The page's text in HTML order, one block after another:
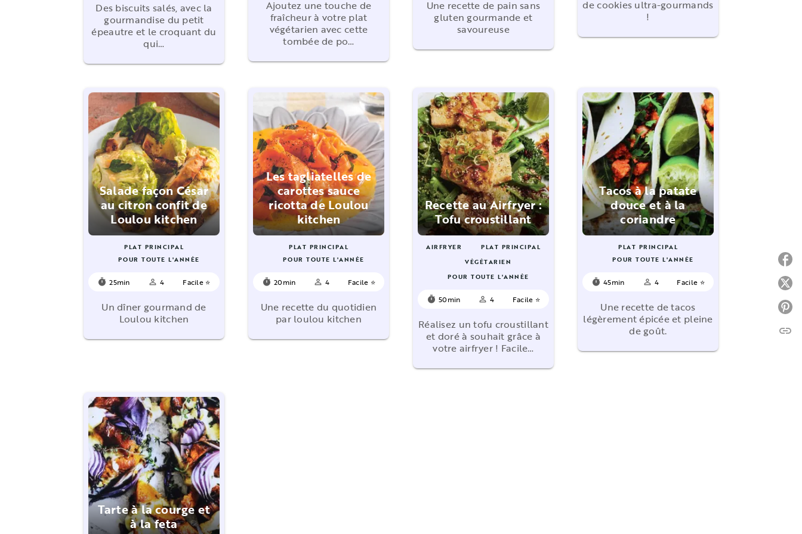
Des biscuits salés, avec la
gourmandise du petit
épeautre et le croquant du
qui…
Ajoutez une touche de
fraîcheur à votre plat
végétarien avec cette
tombée de po…
Une recette de pain sans
gluten gourmande et
savoureuse
de cookies ultra-gourmands
!
Salade façon César
au citron confit de
Loulou kitchen
PLAT PRINCIPAL
POUR TOUTE L'ANNÉE
timer 25min person_outline 4 Facile ⭐
Un dîner gourmand de
Loulou kitchen
Les tagliatelles de
carottes sauce
ricotta de Loulou
kitchen
PLAT PRINCIPAL
POUR TOUTE L'ANNÉE
timer 20min person_outline 4 Facile ⭐
Une recette du quotidien
par loulou kitchen
Recette au Airfryer :
Tofu croustillant
AIRFRYER
PLAT PRINCIPAL
VÉGÉTARIEN
POUR TOUTE L'ANNÉE
timer 50min person_outline 4 Facile ⭐
Réalisez un tofu croustillant
et doré à souhait grâce à
votre airfryer ! Facile…
Tacos à la patate
douce et à la
coriandre
PLAT PRINCIPAL
POUR TOUTE L'ANNÉE
timer 45min person_outline 4 Facile ⭐
Une recette de tacos
légèrement épicée et pleine
de goût.
Tarte à la courge et
à la feta
link